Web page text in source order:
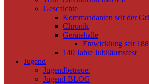
Geschichte
Kommandanten seit der
Chronik
Gerätehalle
Entwicklung seit
140 Jahre Jubiläumsfest
Jugend
Jugendbetreuer
Jugend-BLOG